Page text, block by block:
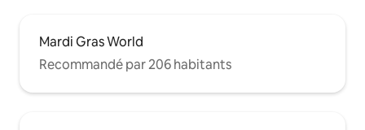
Mardi Gras World
Recommandé par 206 habitants